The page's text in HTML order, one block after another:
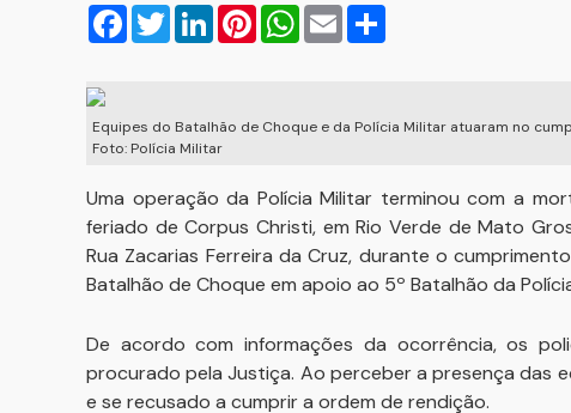
Facebook
TwitterLinkedInPinterestWhatsApp
Email
Equipes do Batalhão de Choque e da Polícia Militar atuaram no
Foto: Polícia Militar
Uma operação da Polícia Militar terminou com a
feriado de Corpus Christi, em Rio Verde de Mato
Rua Zacarias Ferreira da Cruz, durante o
Batalhão de Choque em apoio ao 5º Batalhão da
De acordo com informações da ocorrência, os
procurado pela Justiça. Ao perceber a presença das
e se recusado a cumprir a ordem de rendição.